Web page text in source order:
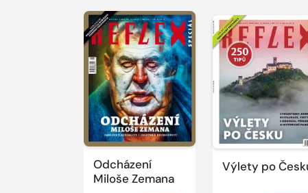
Odcházení
Miloše Zemana
Výlety po